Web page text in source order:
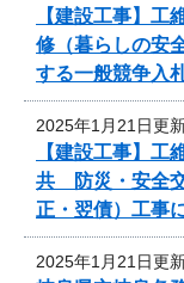
【建設工事】
修（暮らしの安
する一般競争入
2025年1月21日更
【建設工事】
共 防災・安全
正・翌債）工事
2025年1月21日更